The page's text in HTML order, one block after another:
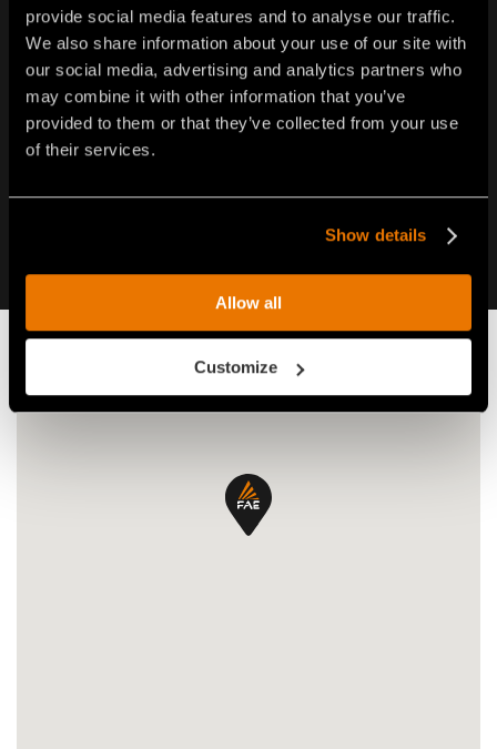
provide social media features and to analyse our traffic.
We also share information about your use of our site with
our social media, advertising and analytics partners who
may combine it with other information that you’ve
provided to them or that they’ve collected from your use
of their services.
Show details
Allow all
Customize
SITIOS DE PRODUCCIÓN
FAE Mechanical Technologies S.r.l
Via Enrico Fermi, 4/10 – 36053 Gambellara (VI) - Italy
Ph. (+39) 0444 149 7654 – email:info@nexteel.it
Via Fleres 9/D, 39041 Colle Isarco (BZ) - Italy